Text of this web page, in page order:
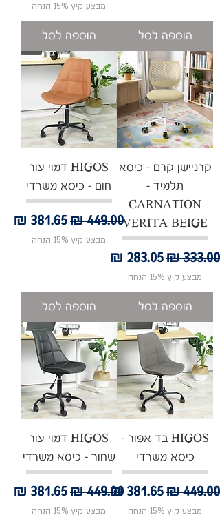
הוספה לסל
מבצע קיץ 15% הנחה
הוספה לסל
קרניישן קרם - כיסא
תלמיד -
CARNATION
VERITA BEIGE
מחיר רגילמחיר מבצע
מבצע קיץ 15% הנחה
הוספה לסל
HIGOS דמוי עור
חום - כיסא משרדי
מחיר רגילמחיר
מבצע קיץ 15% הנחה
הוספה לסל
HIGOS בד אפור -
כיסא משרדי
מחיר רגילמחיר מבצע
מבצע קיץ 15% הנחה
HIGOS דמוי עור
שחור - כיסא משרדי
מחיר רגילמחיר
מבצע קיץ 15% הנחה